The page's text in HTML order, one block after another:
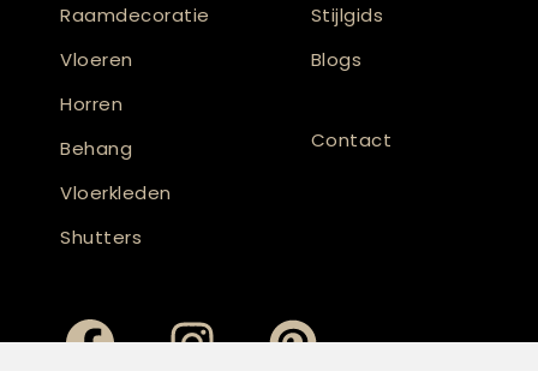
Raamdecoratie
Vloeren
Horren
Behang
Vloerkleden
Shutters
Stijlgids
Blogs
Contact